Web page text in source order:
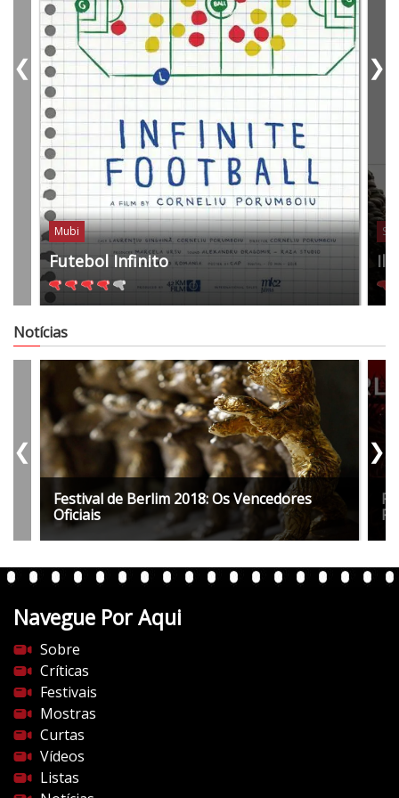
Mubi
Futebol Infinito
❮ ❯
Notícias
Festival de Berlim 2018: Os Vencedores
Oficiais
❮ ❯
Navegue Por Aqui
Sobre
Críticas
Festivais
Mostras
Curtas
Vídeos
Listas